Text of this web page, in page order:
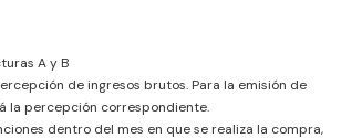
A y B
de ingresos brutos. Para la emisión de
la percepción correspondiente.
dentro del mes en que se realiza la compra,